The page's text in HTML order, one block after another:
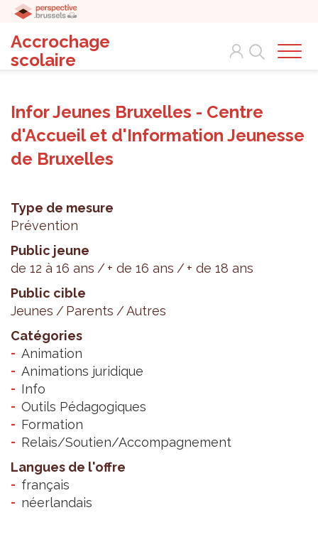
Accrochage
scolaire
Search
Infor Jeunes Bruxelles - Centre
d'Accueil et d'Information Jeunesse
de Bruxelles
Type de mesure
Prévention
Public jeune
de 12 à 16 ans
+ de 16 ans
+ de 18 ans
Public cible
Jeunes
Parents
Autres
Catégories
Animation
Animations juridique
Info
Outils Pédagogiques
Formation
Relais/Soutien/Accompagnement
Langues de l'offre
français
néerlandais